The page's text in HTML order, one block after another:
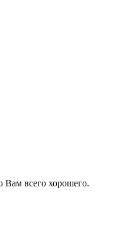
Вам всего хорошего.